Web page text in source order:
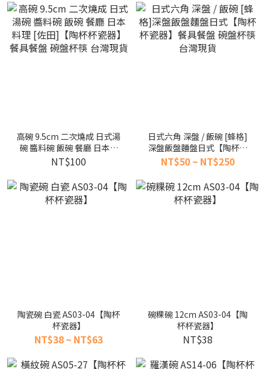
高碗 9.5cm 二次燒成 日式湯
碗 醬料碗 飯碗 餐廳 日本料
理 [佐田]【陶杯杯瓷器】餐
具餐盤 碗盤杯筷 台灣現貨
NT$100
日式六角 深盤 / 飯碗 [蜂格]
深盤飯盤麵盤日式【陶杯杯
瓷器】餐具餐盤 碗盤杯筷 台
NT$50 ~ NT$250
陶瓷碗 白瓷 AS03-04【陶杯
杯瓷器】
NT$38 ~ NT$63
碗粿碗 12cm AS03-04【陶
杯杯瓷器】
NT$38